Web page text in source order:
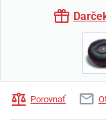
Porovnať